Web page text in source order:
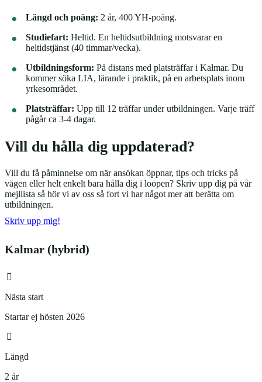
Längd och poäng: 2 år, 400 YH-poäng.
Studiefart: Heltid. En heltidsutbildning motsvarar en
heltidstjänst (40 timmar/vecka).
Utbildningsform: På distans med platsträffar i Kalmar. Du
kommer söka LIA, lärande i praktik, på en arbetsplats inom
yrkesområdet.
Platsträffar: Upp till 12 träffar under utbildningen. Varje träff
pågår ca 3-4 dagar.
Vill du hålla dig uppdaterad?
Vill du få påminnelse om när ansökan öppnar, tips och tricks på
vägen eller helt enkelt bara hålla dig i loopen? Skriv upp dig på vår
mejllista så hör vi av oss så fort vi har något mer att berätta om
utbildningen.
Skriv upp mig!
Kalmar (hybrid)
Nästa start
Startar ej hösten 2026
Längd
2 år